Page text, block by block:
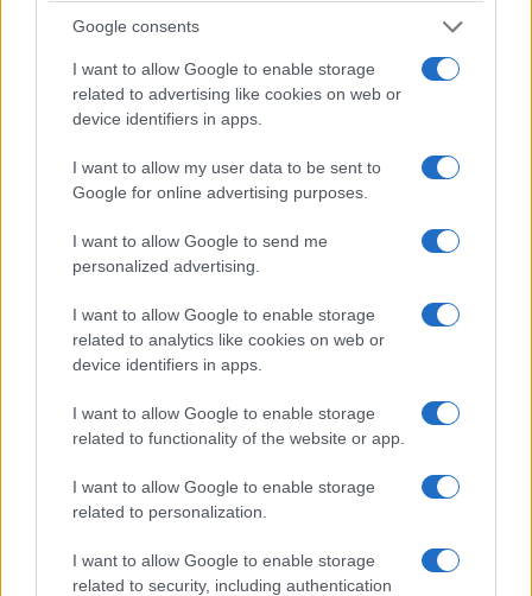
Google consents
I want to allow Google to enable storage
related to advertising like cookies on web or
device identifiers in apps.
I want to allow my user data to be sent to
Google for online advertising purposes.
I want to allow Google to send me
personalized advertising.
I want to allow Google to enable storage
related to analytics like cookies on web or
device identifiers in apps.
I want to allow Google to enable storage
related to functionality of the website or app.
I want to allow Google to enable storage
related to personalization.
I want to allow Google to enable storage
related to security, including authentication
ancora da cogliere.
Fare della Corte non un
moderna infrastruttura della buona
amministrazione: più veloce nei giudizi, più forte
l’errore dall’illecito e più comprensibile persino ai
cittadini.
Perché chi amministra in buona fede deve poter
firmare senza paura.Ma chi paga le tasse deve
poter dormire altrettanto tranquillo
che qualcuno continua a controllare come
vengono spesi i suoi soldi. Machiavelli,
probabilmente, avrebbe capito anche questo.